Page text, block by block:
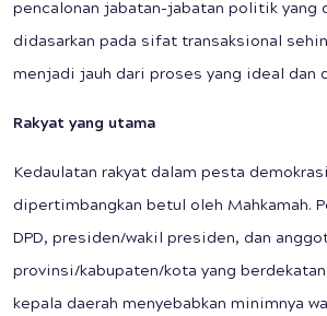
pencalonan jabatan-jabatan politik yang
didasarkan pada sifat transaksional
menjadi jauh dari proses yang ideal dan
Rakyat yang utama
Kedaulatan rakyat dalam pesta
dipertimbangkan betul oleh Mahkamah.
DPD, presiden/wakil presiden, dan
provinsi/kabupaten/kota yang
kepala daerah menyebabkan minimnya